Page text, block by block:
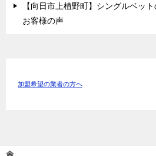
【向日市上植野町】シングルベッ
お客様の声
加盟希望の業者の方へ